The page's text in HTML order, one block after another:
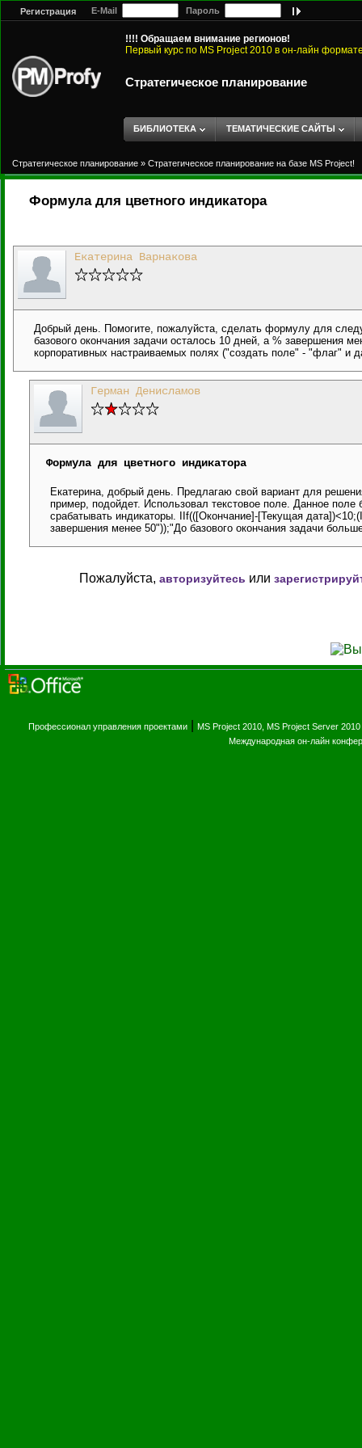
Регистрация E-Mail Пароль
!!!! Обращаем внимание регионов!
Первый курс по MS Project 2010 в он-лайн
Стратегическое планирование
БИБЛИОТЕКА ТЕМАТИЧЕСКИЕ САЙТЫ
Стратегическое планирование » Стратегическое планирование на базе MS Project!
Формула для цветного индикатора
Екатерина Варнакова
Добрый день. Помогите, пожалуйста, сделать формулу для
базового окончания задачи осталось 10 дней, а % завершения
корпоративных настраиваемых полях ("создать поле" - "флаг"
Герман Денисламов
Формула для цветного индикатора
Екатерина, добрый день. Предлагаю свой вариант для
пример, подойдет. Использовал текстовое поле. Данное
срабатывать индикаторы. IIf(([Окончание]-[Текущая
завершения менее 50"));"До базового окончания задачи
Пожалуйста, авторизуйтесь или
Профессионал управления проектами MS Project 2010, MS Project Server 2010
Международная он-лайн